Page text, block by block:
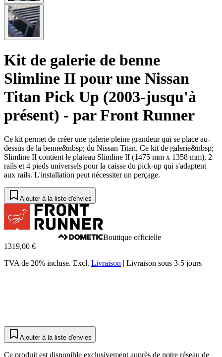
Kit de galerie de benne
Slimline II pour une Nissan
Titan Pick Up (2003-jusqu'à
présent) - par Front Runner
Ce kit permet de créer une galerie pleine grandeur qui se place au-
dessus de la benne&nbsp; du Nissan Titan. Ce kit de galerie&nbsp;
Slimline II contient le plateau Slimline II (1475 mm x 1358 mm), 2
rails et 4 pieds universels pour la caisse du pick-up qui s'adaptent
aux rails. L'installation peut nécessiter un perçage.
Ajouter à la liste d'envies
Boutique officielle
1319,00 €
TVA de 20% incluse. Excl. Livraison | Livraison sous 3-5 jours
Ajouter à la liste d'envies
Ce produit est disponible exclusivement auprès de notre réseau de